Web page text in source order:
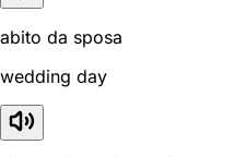
abito da sposa
wedding day